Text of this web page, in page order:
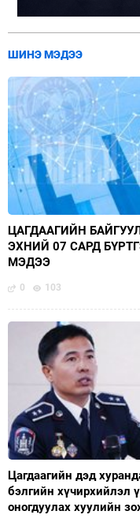
ШИНЭ МЭДЭЭ
ЦАГДААГИЙН
ЭХНИЙ 07 САРД
МЭДЭЭ
0 103
Цагдаагийн дэд
бэлгийн хүчирхийлэл
оногдуулах хуулийн